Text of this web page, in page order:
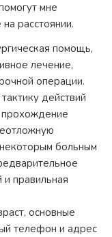
мне
расстоянии.
помощь,
лечение,
операции.
действий
больным
правильная
основные
телефон и адрес